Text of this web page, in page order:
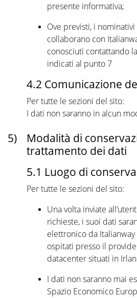
presente informativa;
Ove previsti, i
collaborano con
conosciuti contattando
indicati al punto 7
4.2 Comunicazione
Per tutte le sezioni del sito:
I dati non saranno in alcun
5)
Modalità di
trattamento dei dati
5.1 Luogo di
Per tutte le sezioni del sito:
Una volta inviate
richieste, i suoi dati
elettronico da
ospitati presso il
datacenter situati in
I dati non saranno mai
Spazio Economico